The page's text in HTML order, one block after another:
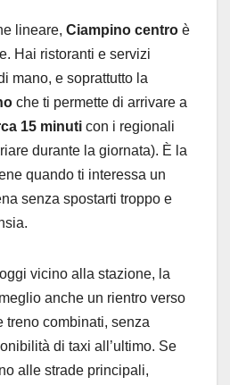
lineare, Ciampino centro è
Hai ristoranti e servizi
mano, e soprattutto la
che ti permette di arrivare a
15 minuti con i regionali
durante la giornata). È la
quando ti interessa un
senza spostarti troppo e
vicino alla stazione, la
anche un rientro verso
treno combinati, senza
di taxi all’ultimo. Se
alle strade principali,